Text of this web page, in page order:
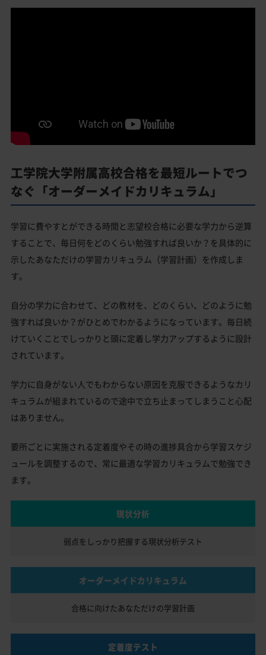
工学院大学附属高校合格を最短ルートでつ
なぐ「オーダーメイドカリキュラム」
学習に費やすとができる時間と志望校合格に必要な学力から逆算
することで、毎日何をどのくらい勉強すれば良いか？を具体的に
示したあなただけの学習カリキュラム（学習計画）を作成しま
す。
自分の学力に合わせて、どの教材を、どのくらい、どのように勉
強すれば良いか？がひとめでわかるようになっています。毎日続
けていくことでしっかりと頭に定着し学力アップするように設計
されています。
学力に自身がない人でもわからない原因を克服できるようなカリ
キュラムが組まれているので途中で立ち止まってしまうこと心配
はありません。
要所ごとに実施される定着度やその時の進捗具合から学習スケジ
ュールを調整するので、常に最適な学習カリキュラムで勉強でき
ます。
現状分析
弱点をしっかり把握する現状分析テスト
オーダーメイドカリキュラム
合格に向けたあなただけの学習計画
定着度テスト